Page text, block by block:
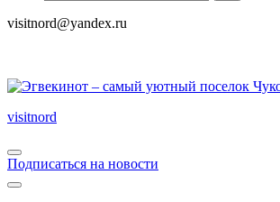
visitnord@yandex.ru
visitnord
Подписаться на новости